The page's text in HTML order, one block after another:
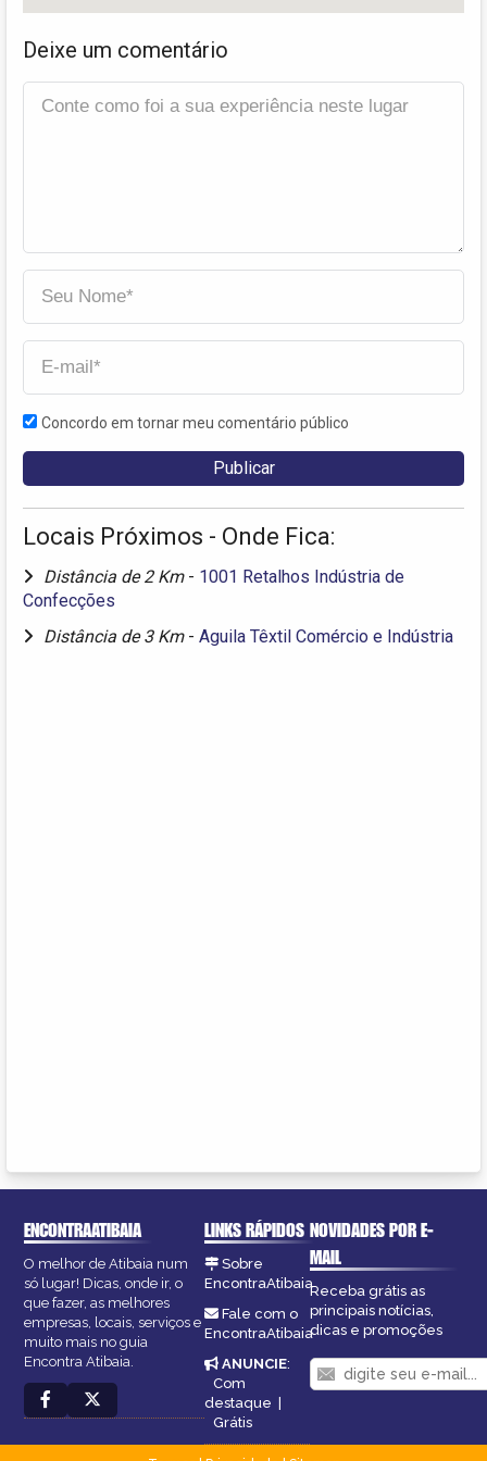
Deixe um comentário
Concordo em tornar meu comentário público
Locais Próximos - Onde Fica:
Distância de 2 Km - 1001 Retalhos Indústria de
Confecções
Distância de 3 Km - Aguila Têxtil Comércio e Indústria
ENCONTRAATIBAIA
O melhor de Atibaia num
só lugar! Dicas, onde ir, o
que fazer, as melhores
empresas, locais, serviços e
muito mais no guia
Encontra Atibaia.
LINKS RÁPIDOS
Sobre
EncontraAtibaia
Fale com o
EncontraAtibaia
ANUNCIE:
Com
destaque |
Grátis
NOVIDADES POR E-
MAIL
Receba grátis as
principais notícias,
dicas e promoções